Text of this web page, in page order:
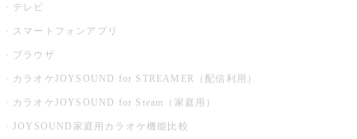
テレビ
スマートフォンアプリ
ブラウザ
カラオケJOYSOUND for STREAMER（配信利用）
カラオケJOYSOUND for Steam（家庭用）
JOYSOUND家庭用カラオケ機能比較